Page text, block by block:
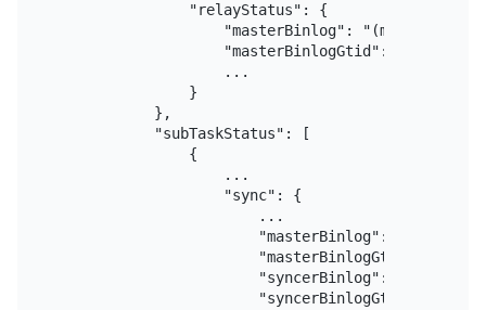
                "relayStatus": {
"masterBinlog": "(mysql-
"masterBinlogGtid":
                    ...
                }
            },
            "subTaskStatus": [
                {
                    ...
                    "sync": {
                        ...
"masterBinlog": "(mysql-
"masterBinlogGtid":
"syncerBinlog": "(mysql-
"syncerBinlogGtid":